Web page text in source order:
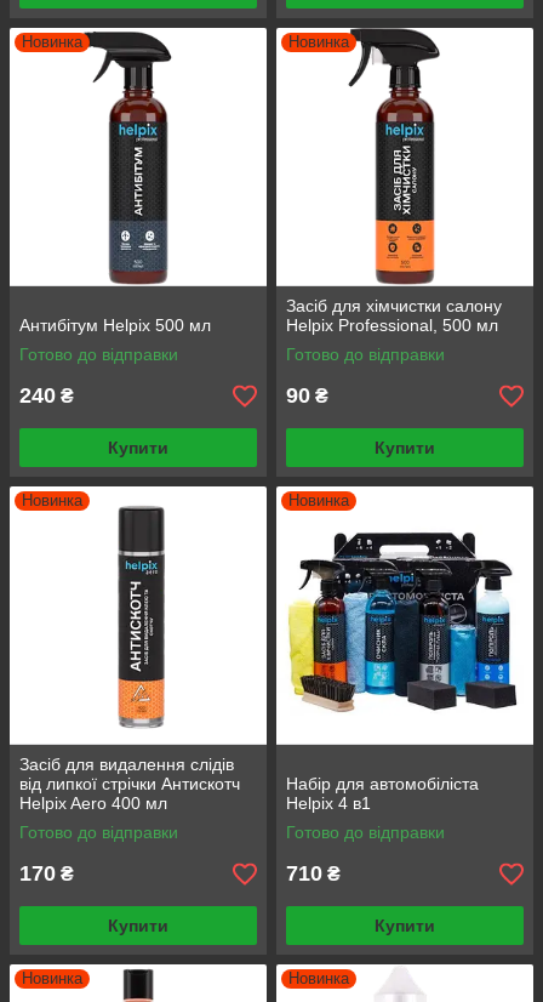
Новинка
Антибітум Helpix 500 мл
Готово до відправки
240 ₴
Купити
Новинка
Засіб для хімчистки салону
Helpix Professional, 500 мл
Готово до відправки
90 ₴
Купити
Новинка
Засіб для видалення слідів
від липкої стрічки Антискотч
Helpix Aero 400 мл
Готово до відправки
170 ₴
Купити
Новинка
Набір для автомобіліста
Helpix 4 в1
Готово до відправки
710 ₴
Купити
Новинка Новинка